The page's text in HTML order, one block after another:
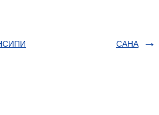
САНА